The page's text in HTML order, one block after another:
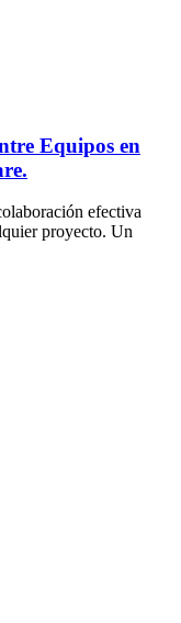
Equipos en
efectiva
proyecto. Un